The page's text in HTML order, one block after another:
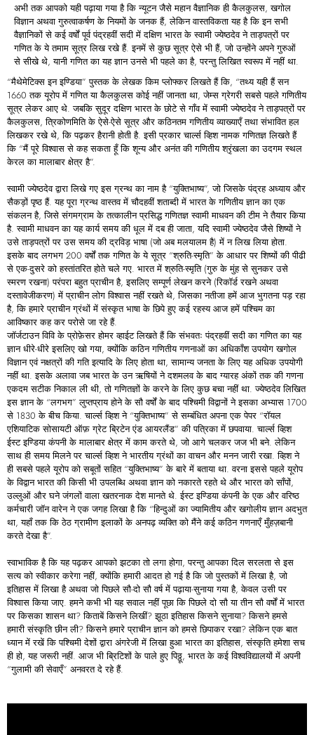
अभी तक आपको यही पढ़ाया गया है कि न्यूटन जैसे महान वैज्ञानिक ही कैलकुलस, खगोल
विज्ञान अथवा गुरुत्वाकर्षण के नियमों के जनक हैं, लेकिन वास्तविकता यह है कि इन सभी
वैज्ञानिकों से कई वर्षों पूर्व पंद्रहवीं सदी में दक्षिण भारत के स्वामी ज्येष्ठदेव ने ताड़पत्रों पर
गणित के ये तमाम सूत्र लिख रखे हैं. इनमें से कुछ सूत्र ऐसे भी हैं, जो उन्होंने अपने गुरुओं
से सीखे थे, यानी गणित का यह ज्ञान उनसे भी पहले का है, परन्तु लिखित स्वरूप में नहीं था.
“मैथेमेटिक्स इन इण्डिया” पुस्तक के लेखक किम प्लोफ्कर लिखते हैं कि, “तथ्य यही हैं सन
1660 तक यूरोप में गणित या कैलकुलस कोई नहीं जानता था, जेम्स ग्रेगरी सबसे पहले गणितीय
सूत्र लेकर आए थे. जबकि सुदूर दक्षिण भारत के छोटे से गाँव में स्वामी ज्येष्ठदेव ने ताड़पत्रों पर
कैलकुलस, त्रिकोणमिति के ऐसे-ऐसे सूत्र और कठिनतम गणितीय व्याख्याएँ तथा संभावित हल
लिखकर रखे थे, कि पढ़कर हैरानी होती है. इसी प्रकार चार्ल्स व्हिश नामक गणितज्ञ लिखते हैं
कि “मैं पूरे विश्वास से कह सकता हूँ कि शून्य और अनंत की गणितीय श्रृंखला का उदगम स्थल
केरल का मालाबार क्षेत्र है”.
स्वामी ज्येष्ठदेव द्वारा लिखे गए इस ग्रन्थ का नाम है “युक्तिभाष्य”, जो जिसके पंद्रह अध्याय और
सैकड़ों पृष्ठ हैं. यह पूरा ग्रन्थ वास्तव में चौदहवीं शताब्दी में भारत के गणितीय ज्ञान का एक
संकलन है, जिसे संगमग्राम के तत्कालीन प्रसिद्ध गणितज्ञ स्वामी माधवन की टीम ने तैयार किया
है. स्वामी माधवन का यह कार्य समय की धूल में दब ही जाता, यदि स्वामी ज्येष्ठदेव जैसे शिष्यों ने
उसे ताड़पत्रों पर उस समय की द्रविड़ भाषा (जो अब मलयालम है) में न लिख लिया होता.
इसके बाद लगभग 200 वर्षों तक गणित के ये सूत्र “श्रुति-स्मृति” के आधार पर शिष्यों की पीढी
से एक-दुसरे को हस्तांतरित होते चले गए. भारत में श्रुति-स्मृति (गुरु के मुंह से सुनकर उसे
स्मरण रखना) परंपरा बहुत प्राचीन है, इसलिए सम्पूर्ण लेखन करने (रिकॉर्ड रखने अथवा
दस्तावेजीकरण) में प्राचीन लोग विश्वास नहीं रखते थे, जिसका नतीजा हमें आज भुगतना पड़ रहा
है, कि हमारे प्राचीन ग्रंथों में संस्कृत भाषा के छिपे हुए कई रहस्य आज हमें पश्चिम का
आविष्कार कह कर परोसे जा रहे हैं.
जॉर्जटाउन विवि के प्रोफ़ेसर होमर व्हाईट लिखते हैं कि संभवतः पंद्रहवीं सदी का गणित का यह
ज्ञान धीरे-धीरे इसलिए खो गया, क्योंकि कठिन गणितीय गणनाओं का अधिकाँश उपयोग खगोल
विज्ञान एवं नक्षत्रों की गति इत्यादि के लिए होता था, सामान्य जनता के लिए यह अधिक उपयोगी
नहीं था. इसके अलावा जब भारत के उन ऋषियों ने दशमलव के बाद ग्यारह अंकों तक की गणना
एकदम सटीक निकाल ली थी, तो गणितज्ञों के करने के लिए कुछ बचा नहीं था. ज्येष्ठदेव लिखित
इस ज्ञान के “लगभग” लुप्तप्राय होने के सौ वर्षों के बाद पश्चिमी विद्वानों ने इसका अभ्यास 1700
से 1830 के बीच किया. चार्ल्स व्हिश ने “युक्तिभाष्य” से सम्बंधित अपना एक पेपर “रॉयल
एशियाटिक सोसायटी ऑफ़ ग्रेट ब्रिटेन एंड आयरलैंड” की पत्रिका में छपवाया. चार्ल्स व्हिश
ईस्ट इण्डिया कंपनी के मालाबार क्षेत्र में काम करते थे, जो आगे चलकर जज भी बने. लेकिन
साथ ही समय मिलने पर चार्ल्स व्हिश ने भारतीय ग्रंथों का वाचन और मनन जारी रखा. व्हिश ने
ही सबसे पहले यूरोप को सबूतों सहित “युक्तिभाष्य” के बारे में बताया था. वरना इससे पहले यूरोप
के विद्वान भारत की किसी भी उपलब्धि अथवा ज्ञान को नकारते रहते थे और भारत को साँपों,
उल्लुओं और घने जंगलों वाला खतरनाक देश मानते थे. ईस्ट इण्डिया कंपनी के एक और वरिष्ठ
कर्मचारी जॉन वारेन ने एक जगह लिखा है कि “हिन्दुओं का ज्यामितीय और खगोलीय ज्ञान अदभुत
था, यहाँ तक कि ठेठ ग्रामीण इलाकों के अनपढ़ व्यक्ति को मैंने कई कठिन गणनाएँ मुँहज़बानी
करते देखा है”.
स्वाभाविक है कि यह पढ़कर आपको झटका तो लगा होगा, परन्तु आपका दिल सरलता से इस
सत्य को स्वीकार करेगा नहीं, क्योंकि हमारी आदत हो गई है कि जो पुस्तकों में लिखा है, जो
इतिहास में लिखा है अथवा जो पिछले सौ-दो सौ वर्ष में पढ़ाया-सुनाया गया है, केवल उसी पर
विश्वास किया जाए. हमने कभी भी यह सवाल नहीं पूछा कि पिछले दो सौ या तीन सौ वर्षों में भारत
पर किसका शासन था? किताबें किसने लिखीं? झूठा इतिहास किसने सुनाया? किसने हमसे
हमारी संस्कृति छीन ली? किसने हमारे प्राचीन ज्ञान को हमसे छिपाकर रखा? लेकिन एक बात
ध्यान में रखें कि पश्चिमी देशों द्वारा अंगरेजी में लिखा हुआ भारत का इतिहास, संस्कृति हमेशा सच
ही हो, यह जरूरी नहीं. आज भी ब्रिटिशों के पाले हुए पिठ्ठू, भारत के कई विश्वविद्यालयों में अपनी
“गुलामी की सेवाएँ” अनवरत दे रहे हैं.